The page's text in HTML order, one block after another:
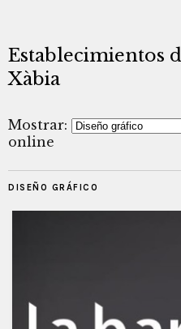
Establecimientos
Xàbia
Mostrar:
online
DISEÑO GRÁFICO